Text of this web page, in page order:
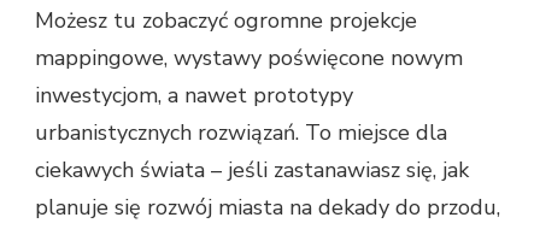
Możesz tu zobaczyć ogromne projekcje
mappingowe, wystawy poświęcone nowym
inwestycjom, a nawet prototypy
urbanistycznych rozwiązań. To miejsce dla
ciekawych świata – jeśli zastanawiasz się, jak
planuje się rozwój miasta na dekady do przodu,